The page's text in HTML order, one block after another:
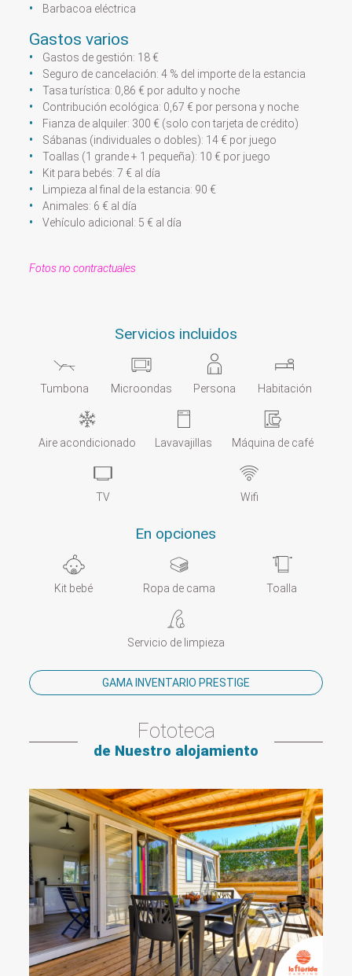
Barbacoa eléctrica
Gastos varios
Gastos de gestión: 18 €
Seguro de cancelación: 4 % del importe de la estancia
Tasa turística: 0,86 € por adulto y noche
Contribución ecológica: 0,67 € por persona y noche
Fianza de alquiler: 300 € (solo con tarjeta de crédito)
Sábanas (individuales o dobles): 14 € por juego
Toallas (1 grande + 1 pequeña): 10 € por juego
Kit para bebés: 7 € al día
Limpieza al final de la estancia: 90 €
Animales: 6 € al día
Vehículo adicional: 5 € al día
Fotos no contractuales
Servicios incluidos
Tumbona Microondas Persona Habitación
Aire acondicionado Lavavajillas Máquina de café
TV Wifi
En opciones
Kit bebé Ropa de cama Toalla
Servicio de limpieza
GAMA INVENTARIO PRESTIGE
Fototeca
de Nuestro alojamiento